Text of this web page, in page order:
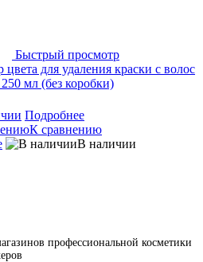
Быстрый просмотр
для удаления краски с волос
мл (без коробки)
Подробнее
К сравнению
В наличии
профессиональной косметики